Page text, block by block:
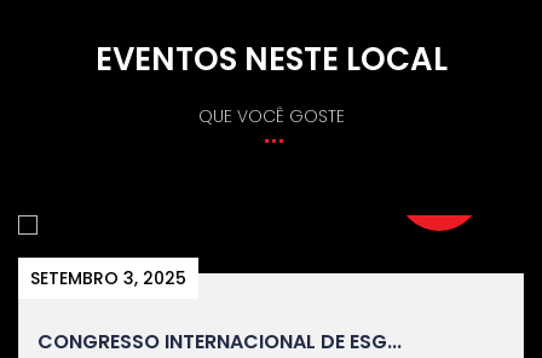
EVENTOS NESTE LOCAL
QUE VOCÊ GOSTE
SETEMBRO 3, 2025
CONGRESSO INTERNACIONAL DE ESG...